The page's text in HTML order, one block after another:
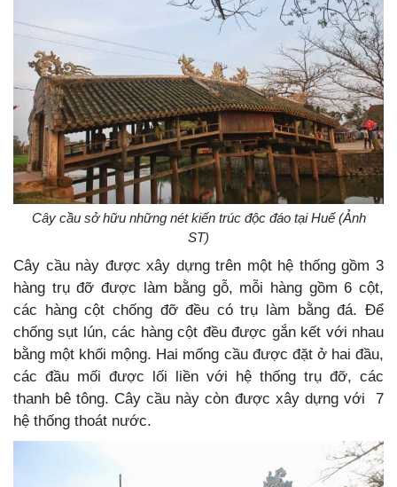
Cây cầu sở hữu những nét kiến trúc độc đáo tại Huế (Ảnh
ST)
Cây cầu này được xây dựng trên một hệ thống gồm 3
hàng trụ đỡ được làm bằng gỗ, mỗi hàng gồm 6 cột,
các hàng cột chống đỡ đều có trụ làm bằng đá. Để
chống sụt lún, các hàng cột đều được gắn kết với nhau
bằng một khối mộng. Hai mống cầu được đặt ở hai đầu,
các đầu mối được lối liền với hệ thống trụ đỡ, các
thanh bê tông. Cây cầu này còn được xây dựng với 7
hệ thống thoát nước.